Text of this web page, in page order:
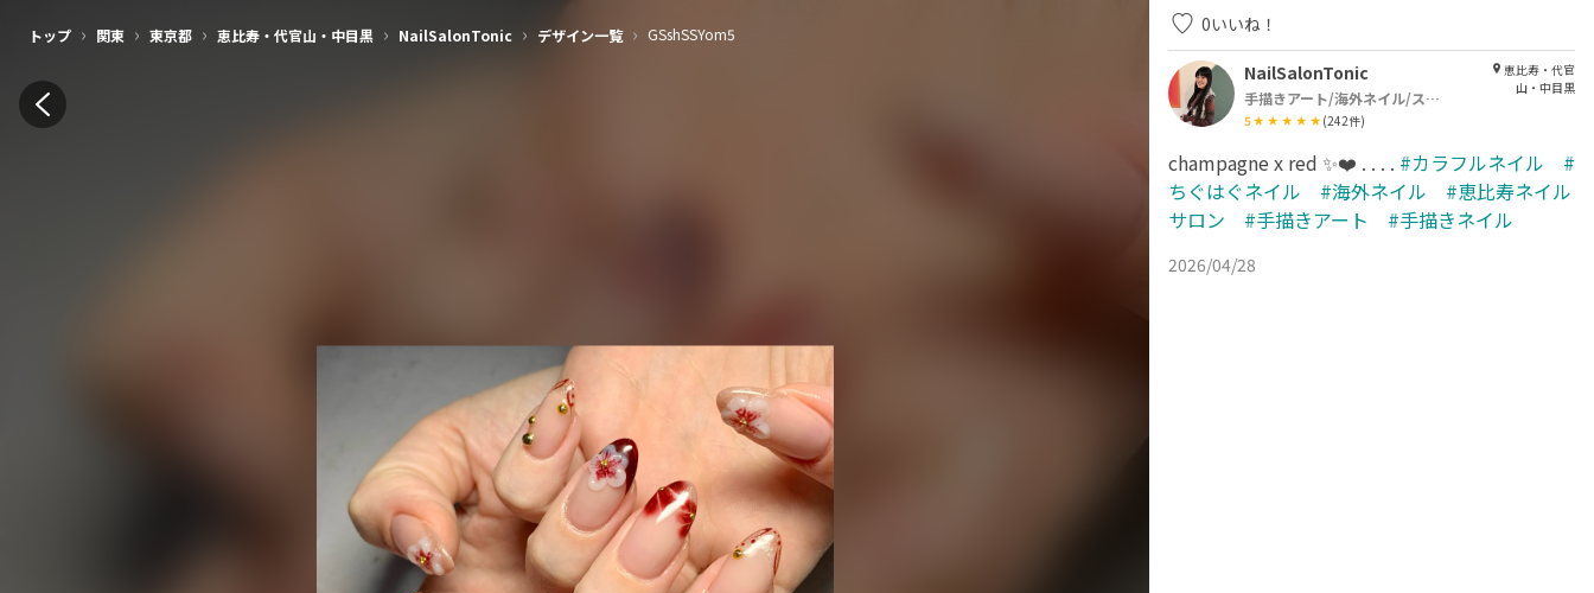
トップ › 関東 › 東京都 › 恵比寿・代官山・中目黒 › NailSalonTonic › デザイン一覧 › GSshSSYom5 0いいね！
NailSalonTonic
手描きアート/海外ネイル/スカルプ
5 (242件)
恵比寿・代官
山・中目黒
champagne x red ✨❤️ . . . . #カラフルネイル #
ちぐはぐネイル #海外ネイル #恵比寿ネイル
サロン #手描きアート #手描きネイル
2026/04/28